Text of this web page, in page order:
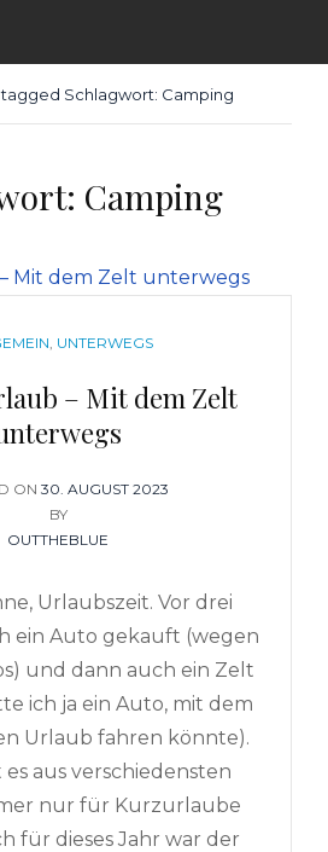
tagged Schlagwort: Camping
Camping
UNTERWEGS
– Mit dem Zelt
ON POSTED
ON
30. AUGUST 2023
BY
OUTTHEBLUE
Urlaubszeit. Vor drei
ein Auto gekauft (wegen
und dann auch ein Zelt
ich ja ein Auto, mit dem
Urlaub fahren könnte).
aus verschiedensten
nur für Kurzurlaube
für dieses Jahr war der